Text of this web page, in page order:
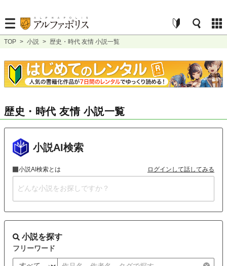
TOP > 小説 > 歴史・時代 友情 小説一覧
歴史・時代 友情 小説一覧
小説AI検索
小説AI検索とは ログインして話してみる
小説を探す
フリーワード